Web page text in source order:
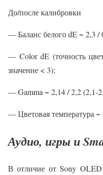
До/после калибровки
— Баланс белого dE ~ 2,3 /
— Color dE (точность
значение < 3);
— Gamma ~ 2,14 / 2,2 (2,1-
— Цветовая температура
Аудио, игры и
В отличие от Sony OLED